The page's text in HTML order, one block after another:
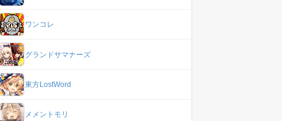
ワンコレ
グランドサマナーズ
東方LostWord
メメントモリ